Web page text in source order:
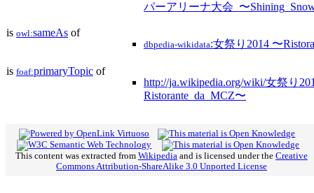
パーアリーナ大会_〜
is owl:sameAs of
dbpedia-wikidata:女祭り2014 〜
is foaf:primaryTopic of
http://ja.wikipedia.org/wiki/女祭り
Ristorante_da_MCZ〜
This content was extracted from Wikipedia and is licensed under the Creative
Commons Attribution-ShareAlike 3.0 Unported License